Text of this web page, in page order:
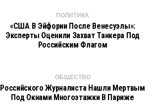
ПОЛИТИКА
«США В Эйфории После Венесуэлы»:
Эксперты Оценили Захват Танкера Под
Российским Флагом
ОБЩЕСТВО
Российского Журналиста Нашли Мертвым
Под Окнами Многоэтажки В Париже